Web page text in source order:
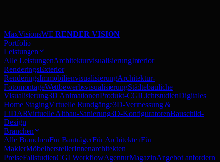
MaxVisionsWE RENDER VISION
Portfolio
Leistungen
Alle LeistungenArchitekturvisualisierungInterior
RenderingsExterior
RenderingsImmobilienvisualisierungArchitektur-
FotomontageWettbewerbsvisualisierungStädtebauliche
Visualisierung3D AnimationenProdukt-CGILichtstudienDigitales
Home StagingVirtuelle Rundgänge3D-Vermessung &
LiDARVirtuelle Altbau-Sanierung3D-KonfiguratorenBauschild-
Design
Branchen
Alle BranchenFür BauträgerFür ArchitektenFür
MaklerMöbelherstellerInnenarchitekten
PreiseFallstudienCGI WorkflowAgenturMagazinAngebot anfordern